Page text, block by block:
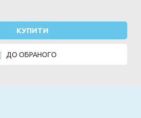
КУПИТИ
ДО ОБРАНОГО